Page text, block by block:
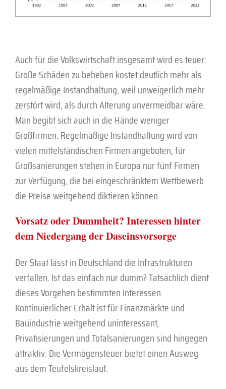
Auch für die Volkswirtschaft insgesamt wird es teuer:
Große Schäden zu beheben kostet deutlich mehr als
regelmäßige Instandhaltung, weil unweigerlich mehr
zerstört wird, als durch Alterung unvermeidbar wäre.
Man begibt sich auch in die Hände weniger
Großfirmen. Regelmäßige Instandhaltung wird von
vielen mittelständischen Firmen angeboten, für
Großsanierungen stehen in Europa nur fünf Firmen
zur Verfügung, die bei eingeschränktem Wettbewerb
die Preise weitgehend diktieren können.
Vorsatz oder Dummheit? Interessen hinter
dem Niedergang der Daseinsvorsorge
Der Staat lässt in Deutschland die Infrastrukturen
verfallen. Ist das einfach nur dumm? Tatsächlich dient
dieses Vorgehen bestimmten Interessen.
Kontinuierlicher Erhalt ist für Finanzmärkte und
Bauindustrie weitgehend uninteressant,
Privatisierungen und Totalsanierungen sind hingegen
attraktiv. Die Vermögensteuer bietet einen Ausweg
aus dem Teufelskreislauf.